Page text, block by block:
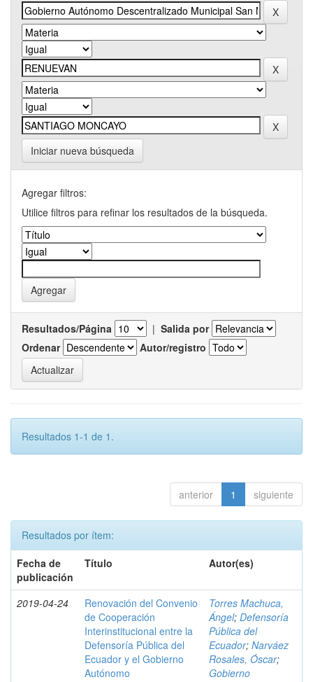
Iniciar nueva búsqueda
Agregar filtros:
Utilice filtros para refinar los resultados de la búsqueda.
Resultados/Página | Salida por
Ordenar
Autor/registro
Resultados 1-1 de 1.
anterior 1 siguiente
Resultados por ítem:
Fecha de
publicación
Título Autor(es)
2019-04-24
Renovación del Convenio
de Cooperación
Interinstitucional entre la
Defensoría Pública del
Ecuador y el Gobierno
Autónomo
Torres Machuca,
Ángel; Defensoría
Pública del
Ecuador; Narváez
Rosales, Óscar;
Gobierno